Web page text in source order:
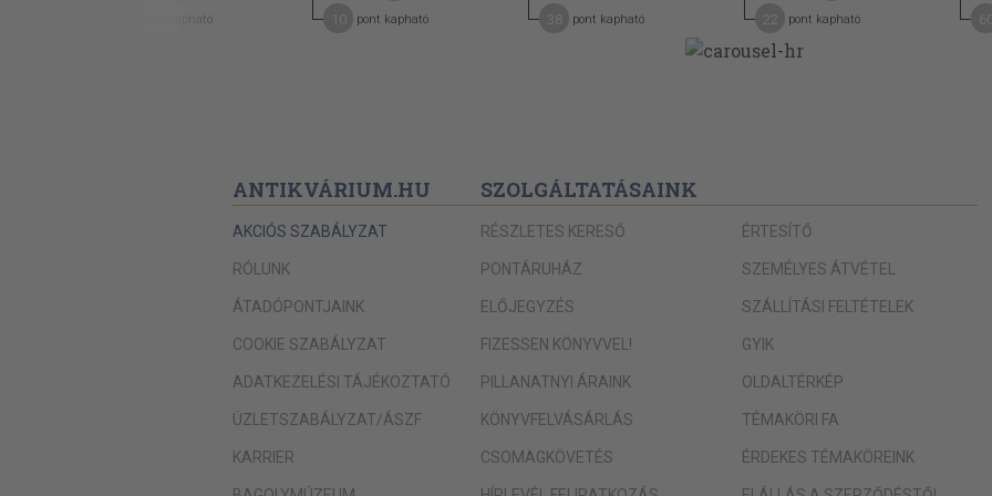
pont kapható pont kapható pont kapható pont kapható
ANTIKVÁRIUM.HU
AKCIÓS SZABÁLYZAT
RÓLUNK
ÁTADÓPONTJAINK
COOKIE SZABÁLYZAT
ADATKEZELÉSI TÁJÉKOZTATÓ
ÜZLETSZABÁLYZAT/ÁSZF
KARRIER
SZOLGÁLTATÁSAINK
RÉSZLETES KERESŐ
PONTÁRUHÁZ
ELŐJEGYZÉS
FIZESSEN KÖNYVVEL!
PILLANATNYI ÁRAINK
KÖNYVFELVÁSÁRLÁS
CSOMAGKÖVETÉS
ÉRTESÍTŐ
SZEMÉLYES ÁTVÉTEL
SZÁLLÍTÁSI FELTÉTELEK
GYIK
OLDALTÉRKÉP
TÉMAKÖRI FA
ÉRDEKES TÉMAKÖREINK